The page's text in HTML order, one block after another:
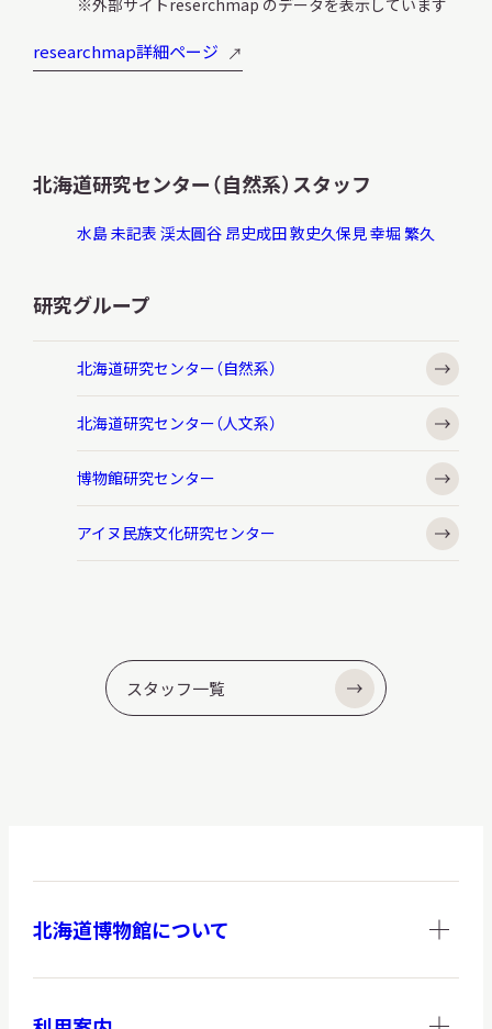
外部サイトreserchmap のデータを表示しています
researchmap詳細ページ
北海道研究センター（自然系）スタッフ
水島 未記表 渓太圓谷 昂史成田 敦史久保見 幸堀 繁久
研究グループ
北海道研究センター（自然系）
北海道研究センター（人文系）
博物館研究センター
アイヌ民族文化研究センター
スタッフ一覧
北海道博物館について